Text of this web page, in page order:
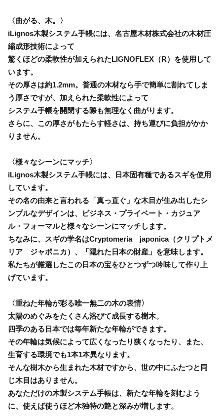
〈曲がる、木。〉
iLignos木製システム手帳には、名古屋木材株式会社の木材圧
縮成形技術によって
驚くほどの柔軟性が加えられたLIGNOFLEX（R）を使用して
います。
その厚さは約1.2mm。普通の木材なら手で簡単に割れてしま
う厚さですが、加えられた柔軟性によって
システム手帳を開閉する際も無理なく曲がります。
さらに、この厚さがもたらす軽さは、持ち運びに負担がかか
りません。
〈様々なシーンにマッチ〉
iLignos木製システム手帳には、日本固有種であるスギを使用
しています。
その名の由来と言われる「真っ直ぐ」な木目が生み出したシ
ンプルなデザインは、ビジネス・プライベート・カジュア
ル・フォーマルと様々なシーンにマッチします。
ちなみに、スギの学名はCryptomeria japonica（クリプトメ
リア ジャポニカ）、「隠れた日本の財産」を意味します。
私たちが厳選したこの日本の宝をひとつずつ吟味して作り上
げています。
〈重ねた年輪が彩る唯一無二の木の表情〉
太陽のめぐみをたくさん浴びて成長する樹木。
四季のある日本では毎年新たな年輪ができます。
その年輪は気候によって広くなったり狭くなったり、また、
生育する環境でも1本1本異なります。
そんな樹木から生まれた木材ですから、世の中にふたつと同
じ木目はありません。
あなただけの木製システム手帳は、新たな年輪を刻むよう
に、使えば使うほど木独特の艶と深みが増します。